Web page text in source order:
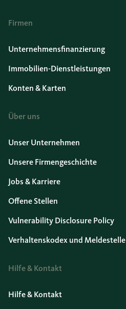
Firmen
Unternehmensfinanzierung
Immobilien-Dienstleistungen
Konten & Karten
Über uns
Unser Unternehmen
Unsere Firmengeschichte
Jobs & Karriere
Offene Stellen
Vulnerability Disclosure Policy
Verhaltenskodex und Meldestelle
Hilfe & Kontakt
Hilfe & Kontakt